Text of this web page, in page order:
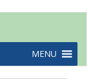
MENU